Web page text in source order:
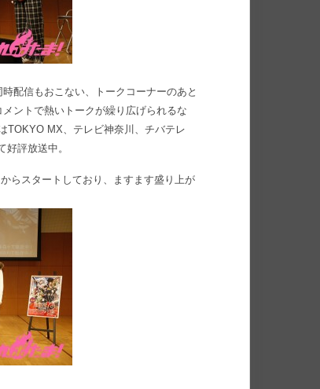
配信もおこない、トークコーナーのあと
ントで熱いトークが繰り広げられるな
TOKYO MX、テレビ神奈川、チバテレ
評放送中。
からスタートしており、ますます盛り上が